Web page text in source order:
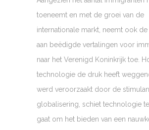
toeneemt en met de groei van de
internationale markt, neemt ook
aan beëdigde vertalingen voor
naar het Verenigd Koninkrijk toe.
technologie de druk heeft
werd veroorzaakt door de
globalisering, schiet technologie
gaat om het bieden van een